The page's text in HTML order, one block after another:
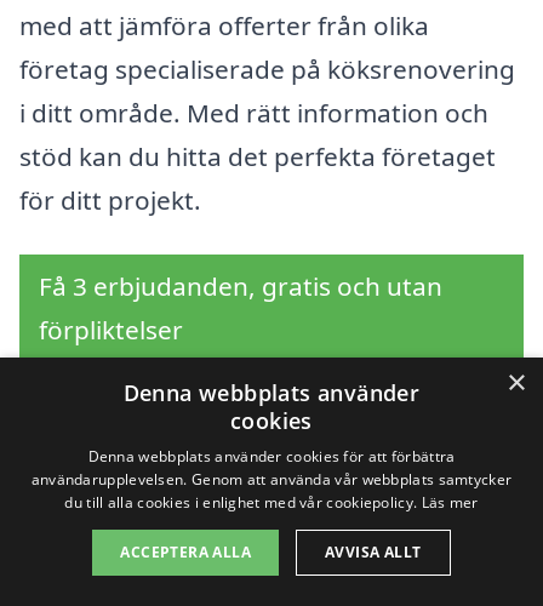
med att jämföra offerter från olika
företag specialiserade på köksrenovering
i ditt område. Med rätt information och
stöd kan du hitta det perfekta företaget
för ditt projekt.
Få 3 erbjudanden, gratis och utan
förpliktelser
Sök efter en
professionell för
renovera kök i andra
×
Denna webbplats använder
cookies
Denna webbplats använder cookies för att förbättra
användarupplevelsen. Genom att använda vår webbplats samtycker
du till alla cookies i enlighet med vår cookiepolicy. Läs mer
ACCEPTERA ALLA AVVISA ALLT